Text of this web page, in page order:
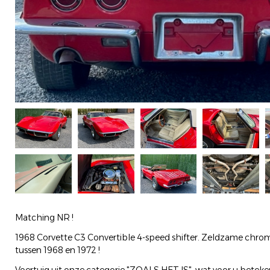
Matching NR !
1968 Corvette C3 Convertible 4-speed shifter. Zeldzame
tussen 1968 en 1972 !